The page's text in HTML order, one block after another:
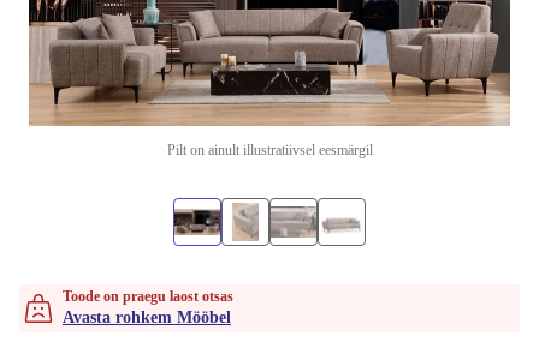
Pilt on ainult illustratiivsel eesmärgil
Toode on praegu laost otsas
Avasta rohkem Mööbel